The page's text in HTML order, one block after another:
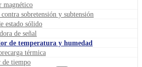
magnético
sobretensión y subtensión
estado sólido
de señal
de temperatura y humedad
térmica
tiempo